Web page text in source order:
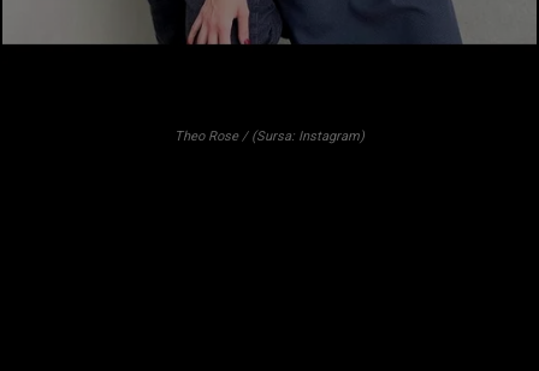
Theo Rose / (Sursa: Instagram)